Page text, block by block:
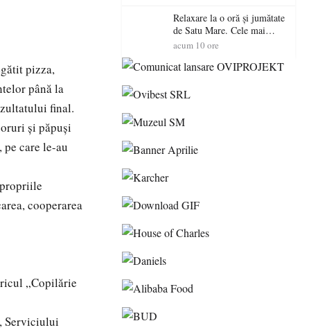
pizza,
până la
final.
și păpuși
care le-au
cooperarea
„Copilărie
Serviciului
Relaxare la o oră și jumătate
de Satu Mare. Cele mai
spectaculoase piscine
Maramureș, ideale pentru o
acum 10 ore